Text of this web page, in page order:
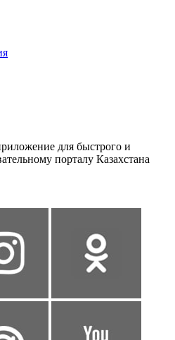
для быстрого и
порталу Казахстана